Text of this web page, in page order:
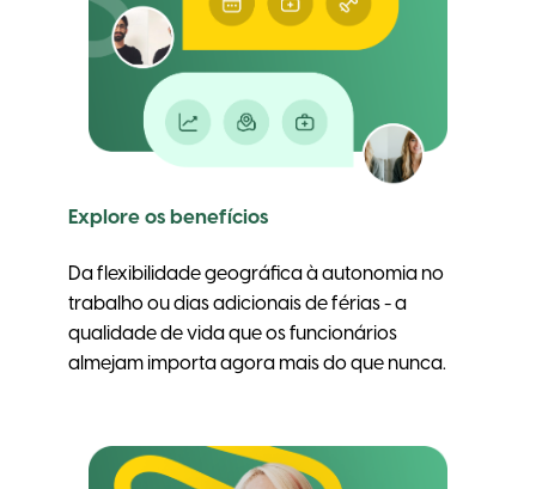
Explore os benefícios
Da flexibilidade geográfica à autonomia no
trabalho ou dias adicionais de férias - a
qualidade de vida que os funcionários
almejam importa agora mais do que nunca.